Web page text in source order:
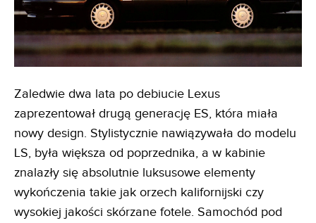
Zaledwie dwa lata po debiucie Lexus
zaprezentował drugą generację ES, która miała
nowy design. Stylistycznie nawiązywała do modelu
LS, była większa od poprzednika, a w kabinie
znalazły się absolutnie luksusowe elementy
wykończenia takie jak orzech kalifornijski czy
wysokiej jakości skórzane fotele. Samochód pod